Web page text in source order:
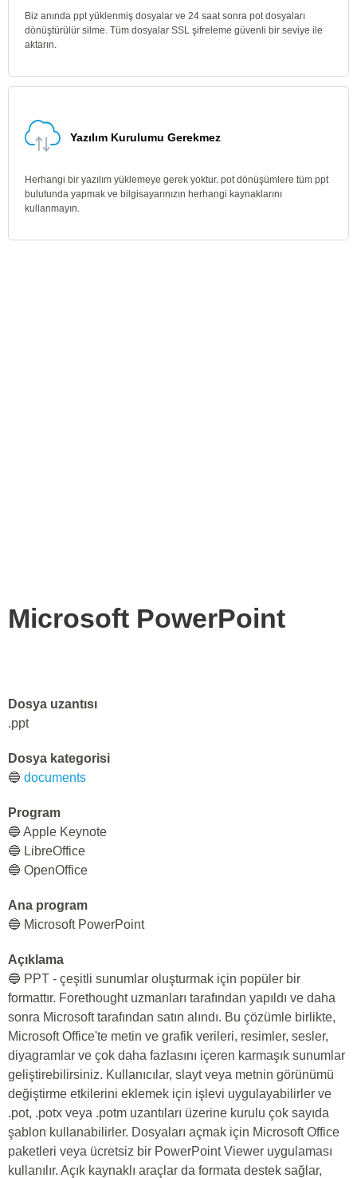
Biz anında ppt yüklenmiş dosyalar ve 24 saat sonra pot dosyaları
dönüştürülür silme. Tüm dosyalar SSL şifreleme güvenli bir seviye ile
aktarın.
Yazılım Kurulumu Gerekmez
Herhangi bir yazılım yüklemeye gerek yoktur. pot dönüşümlere tüm ppt
bulutunda yapmak ve bilgisayarınızın herhangi kaynaklarını
kullanmayın.
Microsoft PowerPoint
Dosya uzantısı
.ppt
Dosya kategorisi
🔵 documents
Program
🔵 Apple Keynote
🔵 LibreOffice
🔵 OpenOffice
Ana program
🔵 Microsoft PowerPoint
Açıklama
🔵 PPT - çeşitli sunumlar oluşturmak için popüler bir
formattır. Forethought uzmanları tarafından yapıldı ve daha
sonra Microsoft tarafından satın alındı. Bu çözümle birlikte,
Microsoft Office'te metin ve grafik verileri, resimler, sesler,
diyagramlar ve çok daha fazlasını içeren karmaşık sunumlar
geliştirebilirsiniz. Kullanıcılar, slayt veya metnin görünümü
değiştirme etkilerini eklemek için işlevi uygulayabilirler ve
.pot, .potx veya .potm uzantıları üzerine kurulu çok sayıda
şablon kullanabilirler. Dosyaları açmak için Microsoft Office
paketleri veya ücretsiz bir PowerPoint Viewer uygulaması
kullanılır. Açık kaynaklı araçlar da formata destek sağlar,